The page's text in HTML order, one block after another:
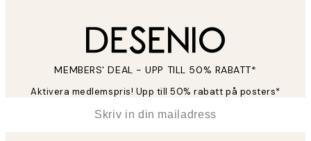
MEMBERS' DEAL - UPP TILL 50% RABATT*
Aktivera medlemspris! Upp till 50% rabatt på posters*